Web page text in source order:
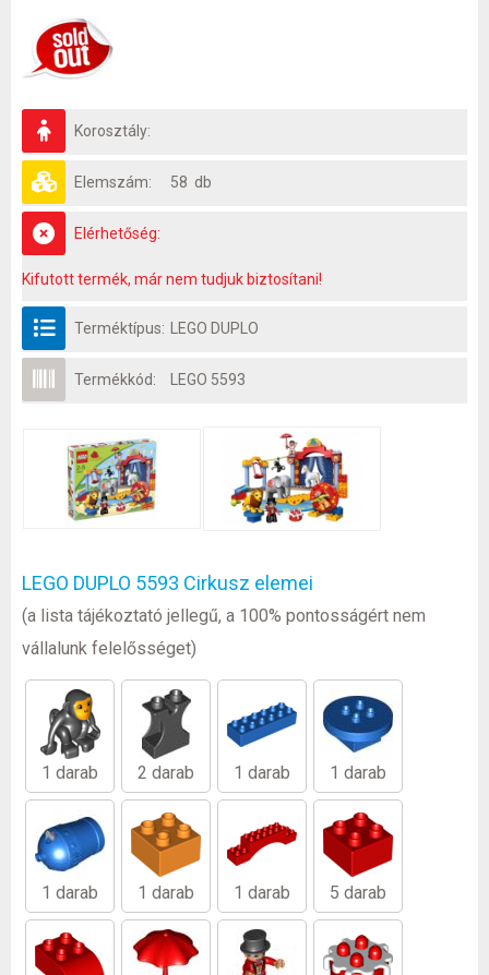
Korosztály:
Elemszám: 58 db
Elérhetőség:
Kifutott termék, már nem tudjuk biztosítani!
Terméktípus: LEGO DUPLO
Termékkód: LEGO 5593
LEGO DUPLO 5593 Cirkusz elemei
(a lista tájékoztató jellegű, a 100% pontosságért nem
vállalunk felelősséget)
1 darab 2 darab 1 darab 1 darab
1 darab 1 darab 1 darab 5 darab